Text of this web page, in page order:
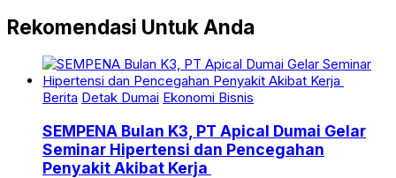
Rekomendasi Untuk Anda
Berita Detak Dumai Ekonomi Bisnis
SEMPENA Bulan K3, PT Apical Dumai Gelar
Seminar Hipertensi dan Pencegahan
Penyakit Akibat Kerja